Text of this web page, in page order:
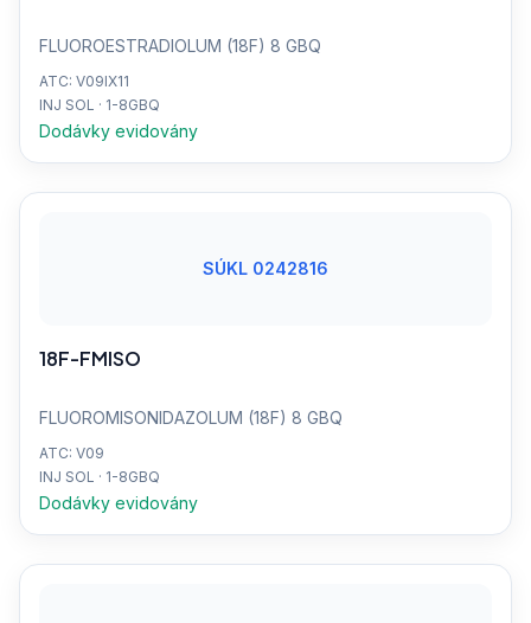
FLUOROESTRADIOLUM (18F) 8 GBQ
ATC: V09IX11
INJ SOL · 1-8GBQ
Dodávky evidovány
SÚKL 0242816
18F-FMISO
FLUOROMISONIDAZOLUM (18F) 8 GBQ
ATC: V09
INJ SOL · 1-8GBQ
Dodávky evidovány